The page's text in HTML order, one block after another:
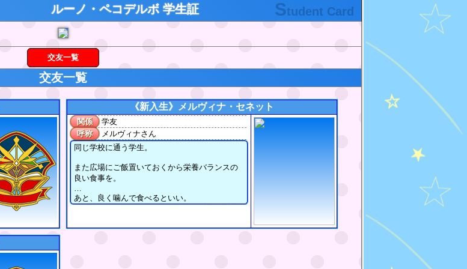
ルーノ・ペコデルボ 学生証 Student Card
交友一覧
交友一覧
《新入生》 メルヴィナ・セネット
関係
学友
呼称
メルヴィナさん
同じ学校に通う学生。
また広場にご飯置いておくから栄養バランスの
良い食事を。
あと、良く噛んで食べるといい。